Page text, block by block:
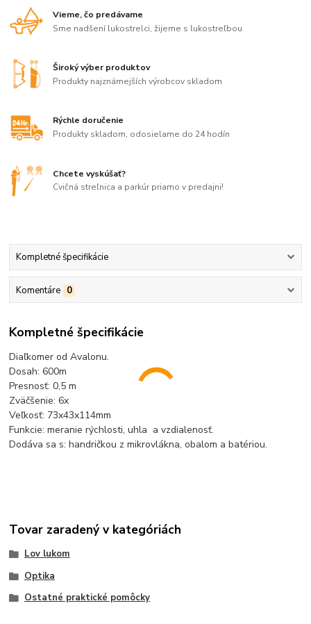
Vieme, čo predávame
Sme nadšení lukostrelci, žijeme s lukostreľbou
Široký výber produktov
Produkty najznámejších výrobcov skladom
Rýchle doručenie
Produkty skladom, odosielame do 24 hodín
Chcete vyskúšať?
Cvičná streľnica a parkúr priamo v predajni!
Kompletné špecifikácie
Komentáre 0
Kompletné špecifikácie
Diaľkomer od Avalonu.
Dosah: 600m
Presnosť: 0,5 m
Zväčšenie: 6x
Veľkosť: 73x43x114mm
Funkcie: meranie rýchlosti, uhla a vzdialenosť.
Dodáva sa s: handričkou z mikrovlákna, obalom a batériou.
Tovar zaradený v kategóriách
Lov lukom
Optika
Ostatné praktické pomôcky